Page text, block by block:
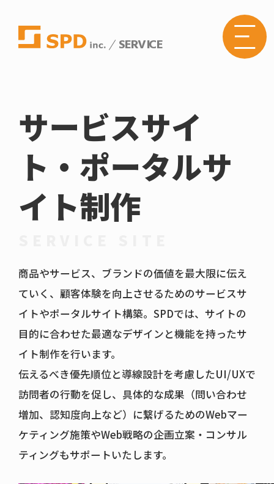
SERVICE
サービスサイ
ト・ポータルサ
イト制作
商品やサービス、ブランドの価値を最大限に伝え
ていく、顧客体験を向上させるためのサービスサ
イトやポータルサイト構築。SPDでは、サイトの
目的に合わせた最適なデザインと機能を持ったサ
イト制作を行います。
伝えるべき優先順位と導線設計を考慮したUI/UXで
訪問者の行動を促し、具体的な成果（問い合わせ
増加、認知度向上など）に繋げるためのWebマー
ケティング施策やWeb戦略の企画立案・コンサル
ティングもサポートいたします。